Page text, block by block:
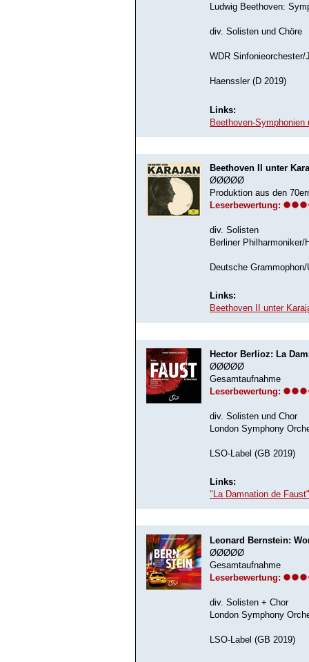
Ludwig Beethoven:
div. Solisten und Chöre
WDR
Haenssler (D 2019)
Links:
Beethoven-
Beethoven II unter
ØØØØØ
Produktion aus den
Leserbewertung:
div. Solisten
Berliner Philharmoniker/
Deutsche
Links:
Beethoven II unter
Hector Berlioz: La
ØØØØØ
Gesamtaufnahme
Leserbewertung:
div. Solisten und Chor
London Symphony
LSO-Label (GB 2019)
Links:
"La Damnation de
Leonard Bernstein:
ØØØØØ
Gesamtaufnahme
Leserbewertung:
div. Solisten + Chor
London Symphony
LSO-Label (GB 2019)